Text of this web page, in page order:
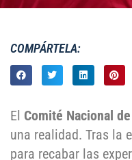
COMPÁRTELA:
El Comité Nacional
una realidad. Tras la
para recabar las